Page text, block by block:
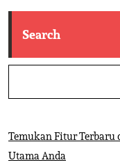
Search
Temukan Fitur Terbaru
Utama Anda